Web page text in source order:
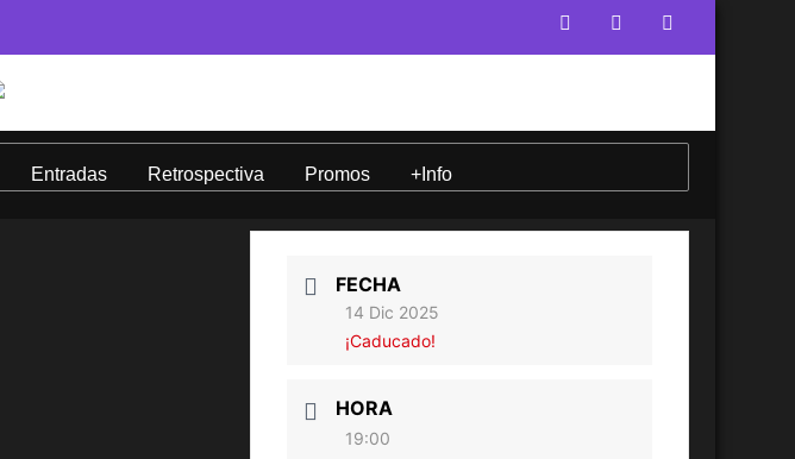
Entradas Retrospectiva Promos +Info
FECHA
14 Dic 2025
¡Caducado!
HORA
19:00